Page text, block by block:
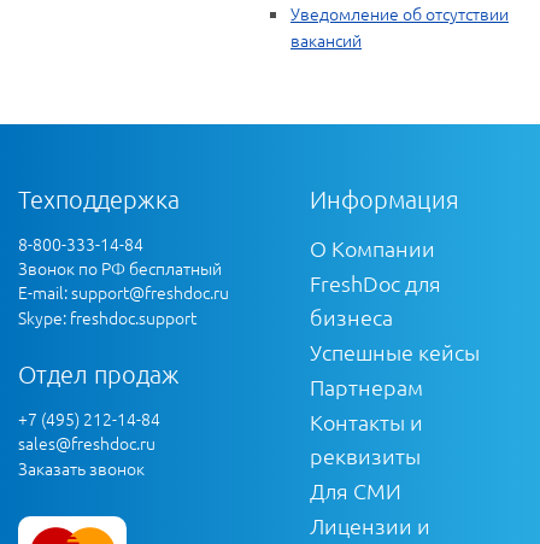
Уведомление об отсутствии
вакансий
Техподдержка
8-800-333-14-84
Звонок по РФ бесплатный
E-mail:support@freshdoc.ru
Skype: freshdoc.support
Отдел продаж
+7 (495) 212-14-84
sales@freshdoc.ru
Заказать звонок
Информация
О Компании
FreshDoc для
бизнеса
Успешные кейсы
Партнерам
Контакты и
реквизиты
Для СМИ
Лицензии и